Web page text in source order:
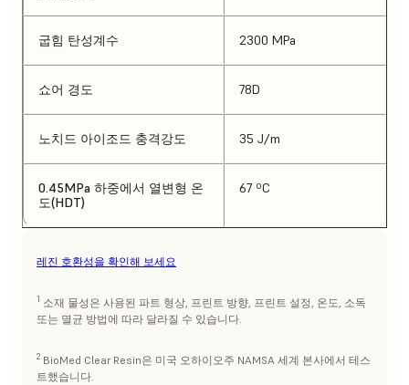
굽힘 탄성계수 2300 MPa
쇼어 경도 78D
노치드 아이조드 충격강도 35 J/m
0.45MPa 하중에서 열변형 온
도(HDT)
67 ºC
레진 호환성을 확인해 보세요
1 소재 물성은 사용된 파트 형상, 프린트 방향, 프린트 설정, 온도, 소독
또는 멸균 방법에 따라 달라질 수 있습니다.
2 BioMed Clear Resin은 미국 오하이오주 NAMSA 세계 본사에서 테스
트했습니다.